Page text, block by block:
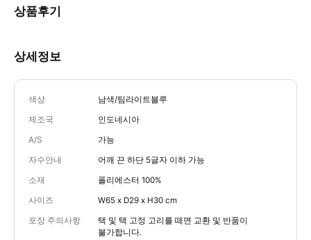
상품후기
상세정보
색상 남색/팀라이트블루
제조국 인도네시아
A/S 가능
자수안내 어깨 끈 하단 5글자 이하 가능
소재 폴리에스터 100%
사이즈 W65 x D29 x H30 cm
포장 주의사항
택 및 택 고정 고리를 떼면 교환 및 반품이
불가합니다.